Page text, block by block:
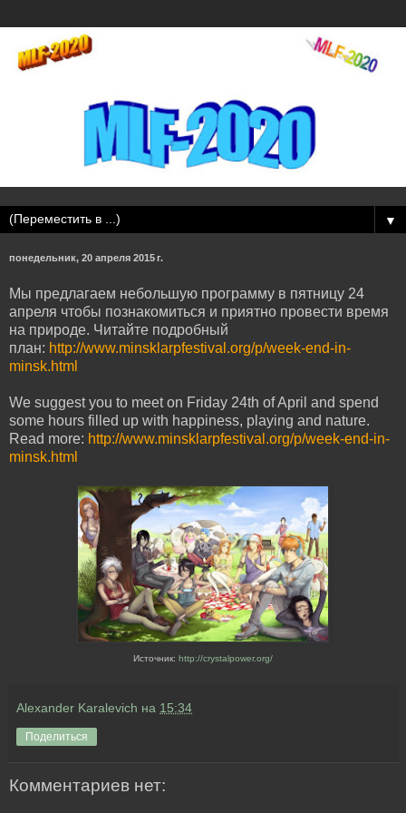
▼
понедельник, 20 апреля 2015 г.
Мы предлагаем небольшую программу в пятницу 24
апреля чтобы познакомиться и приятно провести время
на природе. Читайте подробный
план: http://www.minsklarpfestival.org/p/week-end-in-
minsk.html
We suggest you to meet on Friday 24th of April and spend
some hours filled up with happiness, playing and nature.
Read more: http://www.minsklarpfestival.org/p/week-end-in-
minsk.html
Источник: http://crystalpower.org/
Alexander Karalevich на 15:34
Поделиться
Комментариев нет: